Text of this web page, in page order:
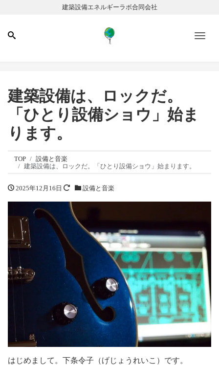
建築設備エネルギーラボ合同会社
建築設備は、ロックだ。
「ひとり設備ショウ」始ま
ります。
TOP
設備と音楽
建築設備は、ロックだ。「ひとり設備ショウ」始まります。
2025年12月16日 設備と音楽
はじめまして。下条令子（げじょうれいこ）です。